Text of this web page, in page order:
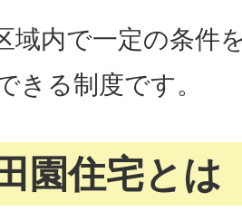
域内で一定の条件
きる制度です。
園住宅とは